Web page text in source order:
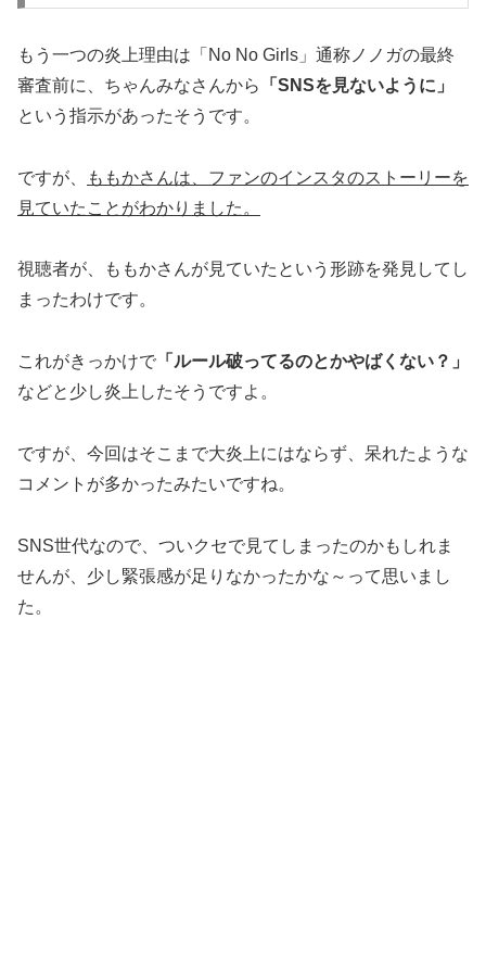
もう一つの炎上理由は「No No Girls」通称ノノガの最終
審査前に、ちゃんみなさんから
「SNSを見ないように」
という指示があったそうです。
ですが、
ももかさんは、ファンのインスタのストーリーを
見ていたことがわかりました。
視聴者が、ももかさんが見ていたという形跡を発見してし
まったわけです。
これがきっかけで 「ルール破ってるのとかやばくない？」
などと少し炎上したそうですよ。
ですが、今回はそこまで大炎上にはならず、呆れたような
コメントが多かったみたいですね。
SNS世代なので、ついクセで見てしまったのかもしれま
せんが、少し緊張感が足りなかったかな～って思いまし
た。